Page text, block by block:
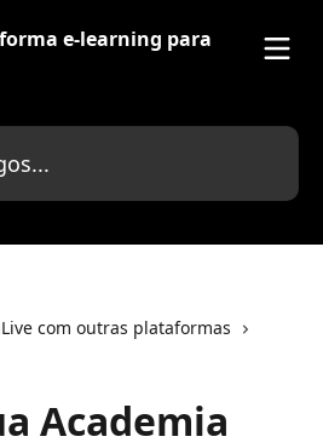
com outras plataformas
Academia